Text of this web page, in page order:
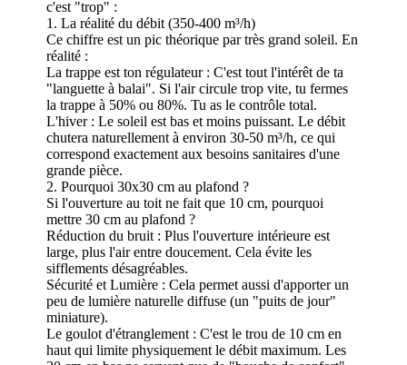
c'est "trop" :
1. La réalité du débit (350-400 m³/h)
Ce chiffre est un pic théorique par très grand soleil. En
réalité :
La trappe est ton régulateur : C'est tout l'intérêt de ta
"languette à balai". Si l'air circule trop vite, tu fermes
la trappe à 50% ou 80%. Tu as le contrôle total.
L'hiver : Le soleil est bas et moins puissant. Le débit
chutera naturellement à environ 30-50 m³/h, ce qui
correspond exactement aux besoins sanitaires d'une
grande pièce.
2. Pourquoi 30x30 cm au plafond ?
Si l'ouverture au toit ne fait que 10 cm, pourquoi
mettre 30 cm au plafond ?
Réduction du bruit : Plus l'ouverture intérieure est
large, plus l'air entre doucement. Cela évite les
sifflements désagréables.
Sécurité et Lumière : Cela permet aussi d'apporter un
peu de lumière naturelle diffuse (un "puits de jour"
miniature).
Le goulot d'étranglement : C'est le trou de 10 cm en
haut qui limite physiquement le débit maximum. Les